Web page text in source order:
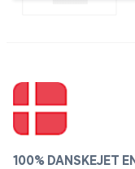
100% DANSKEJET